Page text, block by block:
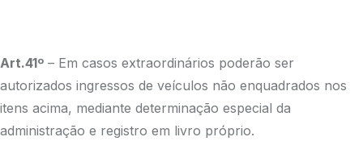
Art.41º – Em casos extraordinários poderão ser
autorizados ingressos de veículos não enquadrados nos
itens acima, mediante determinação especial da
administração e registro em livro próprio.